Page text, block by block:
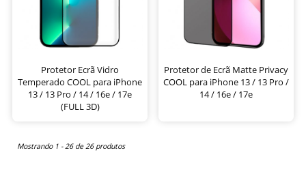
Protetor Ecrã Vidro
Temperado COOL para iPhone
13 / 13 Pro / 14 / 16e / 17e
(FULL 3D)
Protetor de Ecrã Matte Privacy
COOL para iPhone 13 / 13 Pro /
14 / 16e / 17e
Mostrando 1 - 26 de 26 produtos